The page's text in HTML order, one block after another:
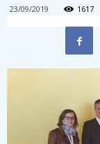
23/09/2019 1617